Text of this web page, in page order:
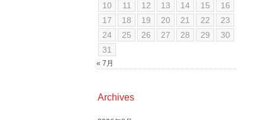
10
11 12 13 14 15
16
17
18 19 20 21 22
23
24
25 26 27 28 29
30
31
« 7月
Archives